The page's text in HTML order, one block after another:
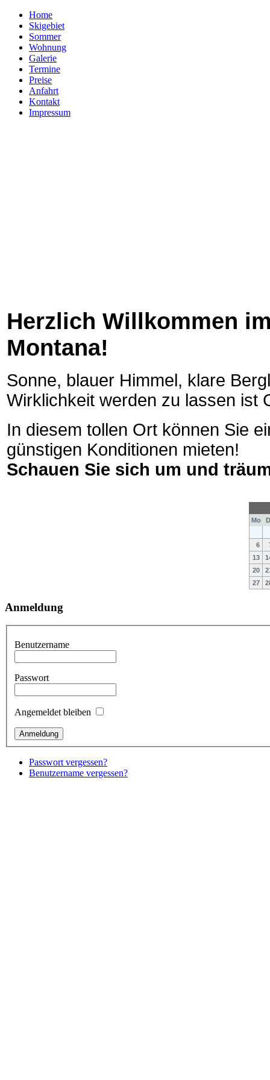
Home
Skigebiet
Sommer
Wohnung
Galerie
Termine
Preise
Anfahrt
Kontakt
Impressum
Herzlich Willkommen
Montana!
Sonne, blauer Himmel, klare
Wirklichkeit werden zu lassen ist
In diesem tollen Ort können Sie
günstigen Konditionen mieten!
Schauen Sie sich um und
Mo
6
13
20
27
Anmeldung
Benutzername
Passwort
Angemeldet bleiben
Passwort vergessen?
Benutzername vergessen?